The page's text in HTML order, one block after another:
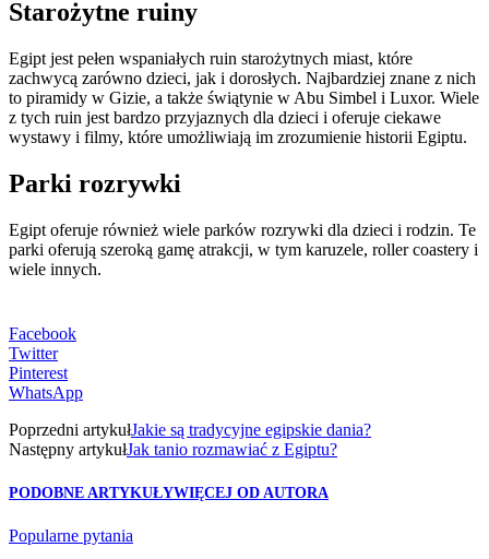
Starożytne ruiny
Egipt jest pełen wspaniałych ruin starożytnych miast, które
zachwycą zarówno dzieci, jak i dorosłych. Najbardziej znane z nich
to piramidy w Gizie, a także świątynie w Abu Simbel i Luxor. Wiele
z tych ruin jest bardzo przyjaznych dla dzieci i oferuje ciekawe
wystawy i filmy, które umożliwiają im zrozumienie historii Egiptu.
Parki rozrywki
Egipt oferuje również wiele parków rozrywki dla dzieci i rodzin. Te
parki oferują szeroką gamę atrakcji, w tym karuzele, roller coastery i
wiele innych.
Facebook
Twitter
Pinterest
WhatsApp
Poprzedni artykułJakie są tradycyjne egipskie dania?
Następny artykułJak tanio rozmawiać z Egiptu?
PODOBNE ARTYKUŁYWIĘCEJ OD AUTORA
Popularne pytania